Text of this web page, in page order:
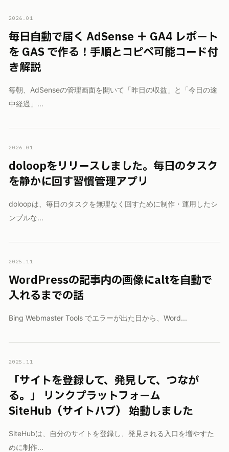
2026.01
毎日自動で届く AdSense ＋ GA4 レポート
を GAS で作る！手順とコピペ可能コード付
き解説
毎朝、AdSenseの管理画面を開いて「昨日の収益」と「今日の途
中経過」...
2026.01
doloopをリリースしました。毎日のタスク
を静かに回す習慣管理アプリ
doloopは、毎日のタスクを無理なく回すために制作・運用したシ
ンプルな...
2025.11
WordPressの記事内の画像にaltを自動で
入れるまでの話
Bing Webmaster Tools でエラーが出た日から、Word...
2025.11
「サイトを登録して、発見して、つなが
る。」 リンクプラットフォーム
SiteHub（サイトハブ） 始動しました
SiteHubは、自分のサイトを登録し、発見される入口を増やすた
めに制作...